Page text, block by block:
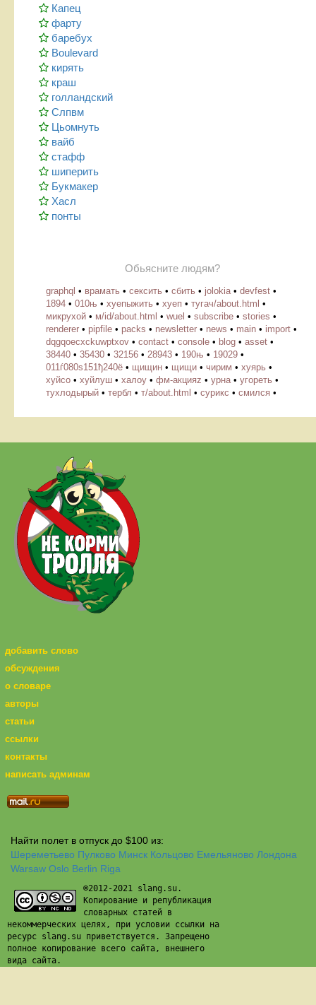
Капец
фарту
баребух
Boulevard
кирять
краш
голландский
Слпвм
Цьомнуть
вайб
стафф
шиперить
Букмакер
Хасл
понты
Обьясните людям?
graphql • врамать • сексить • сбить • jolokia • devfest •
1894 • 010њ • хуепыжить • хуеп • тугач/about.html •
микрухой • м/id/about.html • wuel • subscribe • stories •
renderer • pipfile • packs • newsletter • news • main • import •
dqgqoecxckuwptxov • contact • console • blog • asset •
38440 • 35430 • 32156 • 28943 • 190њ • 19029 •
011ѓ080ѕ151ђ240ё • щищин • щищи • чирим • хуярь •
хуйсо • хуйлуш • халоу • фм-акцияz • урна • угореть •
тухлодырый • тербл • т/about.html • сурикс • смился •
добавить слово
обсуждения
о словаре
авторы
статьи
ссылки
контакты
написать админам
Найти полет в отпуск до $100 из:
Шереметьево Пулково Минск Кольцово Емельяново Лондона
Warsaw Oslo Berlin Riga
©2012-2021 slang.su.
Копирование и републикация
словарных статей в
некоммерческих целях, при условии ссылки на
ресурс slang.su приветствуется. Запрещено
полное копирование всего сайта, внешнего
вида сайта.